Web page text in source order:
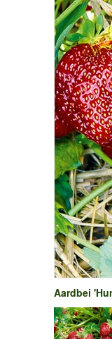
Aardbei